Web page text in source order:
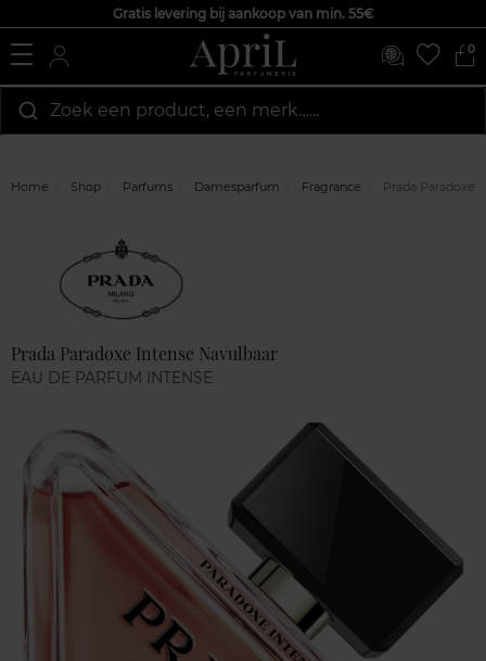
Gratis levering bij aankoop van min. 55€
0
Zoek een product, een merk…...
Home Shop Parfums Damesparfum Fragrance Prada Paradoxe
Prada Paradoxe Intense Navulbaar
EAU DE PARFUM INTENSE